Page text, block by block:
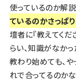
使っているのか解説
ているのかさっぱ
壇者に『教えてくだ
らい、知識がなか
教わり始めても、
れで合ってるのか